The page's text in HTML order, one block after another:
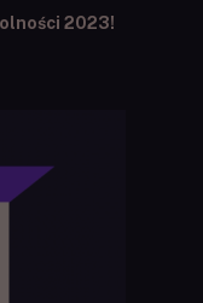
2023!